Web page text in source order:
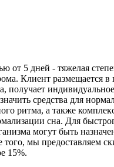
от 5 дней - тяжелая
Клиент размещается в
получает
средства для
ритма, а также
сна. Для
могут быть
мы предоставляем
15%.